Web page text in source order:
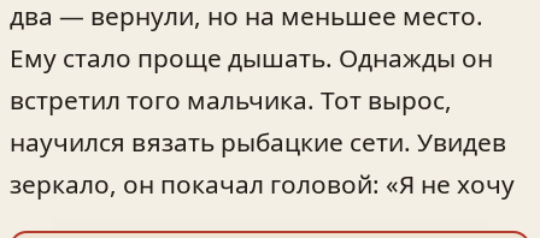
два — вернули, но на меньшее место.
Ему стало проще дышать. Однажды он
встретил того мальчика. Тот вырос,
научился вязать рыбацкие сети. Увидев
зеркало, он покачал головой: «Я не хочу